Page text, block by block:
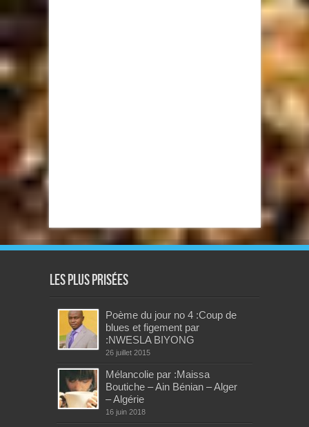
Les plus prisées
Poème du jour no 4 :Coup de
blues et figement par
:NWESLA BIYONG
26 juillet 2015
Mélancolie par :Maissa
Boutiche – Ain Bénian – Alger
– Algérie
16 juin 2018